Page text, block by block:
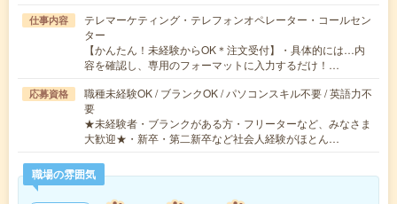
仕事内容
テレマーケティング・テレフォンオペレーター・コールセン
ター
【かんたん！未経験からOK＊注文受付】・具体的には…内
容を確認し、専用のフォーマットに入力するだけ！…
応募資格
職種未経験OK / ブランクOK / パソコンスキル不要 / 英語力不
要
★未経験者・ブランクがある方・フリーターなど、みなさま
大歓迎★・新卒・第二新卒など社会人経験がほとん…
職場の雰囲気